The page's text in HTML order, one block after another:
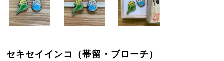
セキセイインコ（帯留・ブローチ）